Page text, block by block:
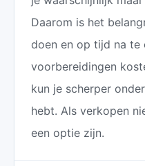
Daarom is het
doen en op tijd na te
voorbereidingen
kun je scherper
hebt. Als verkopen
een optie zijn.